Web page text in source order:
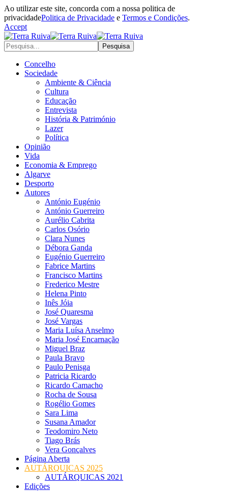
Ao utilizar este site, concorda com a nossa politica de
privacidadePolitica de Privacidade e Termos e Condições.
Accept
Concelho
Sociedade
Ambiente & Ciência
Cultura
Educação
Entrevista
História & Património
Lazer
Política
Opinião
Vida
Economia & Emprego
Algarve
Desporto
Autores
António Eugénio
António Guerreiro
Aurélio Cabrita
Carlos Osório
Clara Nunes
Débora Ganda
Eugénio Guerreiro
Fabrice Martins
Francisco Martins
Frederico Mestre
Helena Pinto
Inês Jóia
José Quaresma
José Vargas
Maria Luísa Anselmo
Maria José Encarnação
Miguel Braz
Paula Bravo
Paulo Penisga
Patricia Ricardo
Ricardo Camacho
Rocha de Sousa
Rogélio Gomes
Sara Lima
Susana Amador
Teodomiro Neto
Tiago Brás
Vera Gonçalves
Página Aberta
AUTÁRQUICAS 2025
AUTÁRQUICAS 2021
Edições